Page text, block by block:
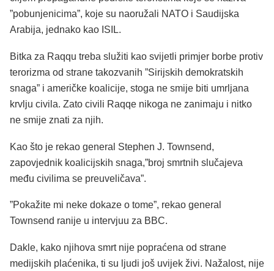
”pobunjenicima”, koje su naoružali NATO i Saudijska
Arabija, jednako kao ISIL.
Bitka za Raqqu treba služiti kao svijetli primjer borbe protiv
terorizma od strane takozvanih ”Sirijskih demokratskih
snaga” i američke koalicije, stoga ne smije biti umrljana
krvlju civila. Zato civili Raqqe nikoga ne zanimaju i nitko
ne smije znati za njih.
Kao što je rekao general Stephen J. Townsend,
zapovjednik koalicijskih snaga,”broj smrtnih slučajeva
među civilima se preuveličava”.
”Pokažite mi neke dokaze o tome”, rekao general
Townsend ranije u intervjuu za BBC.
Dakle, kako njihova smrt nije popraćena od strane
medijskih plaćenika, ti su ljudi još uvijek živi. Nažalost, nije